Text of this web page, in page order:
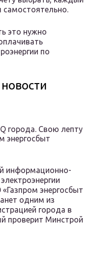
самостоятельно.
это нужно
по
города. Свою лепту
энергосбыт
информационно-
энергосбыт
одним из
города в
проверит Минстрой